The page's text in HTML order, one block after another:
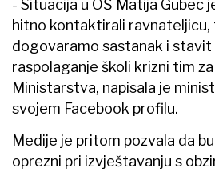
- Situacija u OŠ Matija Gubec
hitno kontaktirali
dogovaramo sastanak i stavit
raspolaganje školi krizni tim
Ministarstva, napisala je
svojem Facebook profilu.
Medije je pritom pozvala da
oprezni pri izvještavanju s